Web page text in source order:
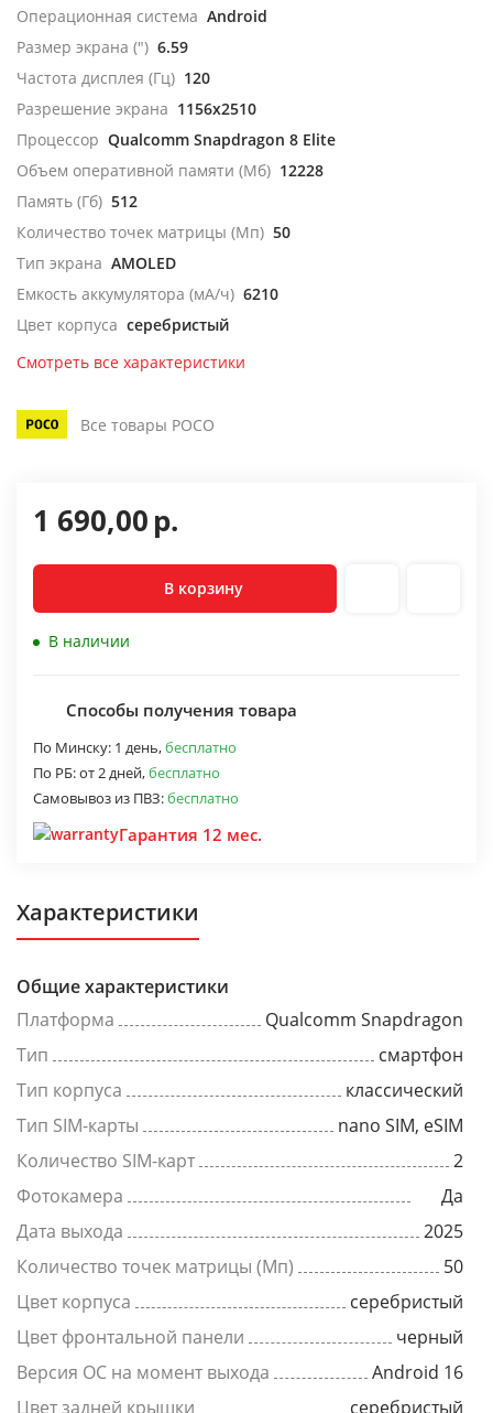
Операционная система Android
Размер экрана (") 6.59
Частота дисплея (Гц) 120
Разрешение экрана 1156x2510
Процессор Qualcomm Snapdragon 8 Elite
Объем оперативной памяти (Мб) 12228
Память (Гб) 512
Количество точек матрицы (Мп) 50
Тип экрана AMOLED
Емкость аккумулятора (мА/ч) 6210
Цвет корпуса серебристый
Смотреть все характеристики
Все товары POCO
1 690,00р.
В корзину
В наличии
Способы получения товара
По Минску: 1 день,бесплатно
По РБ:от 2 дней,бесплатно
Самовывоз из ПВЗ:бесплатно
Гарантия 12 мес.
Характеристики
Общие характеристики
Платформа
Qualcomm Snapdragon
Тип
смартфон
Тип корпуса
классический
Тип SIM-карты
nano SIM, eSIM
Количество SIM-карт
2
Фотокамера
Да
Дата выхода
2025
Количество точек матрицы (Мп)
50
Цвет корпуса
серебристый
Цвет фронтальной панели
черный
Версия ОС на момент выхода
Android 16
Цвет задней крышки
серебристый